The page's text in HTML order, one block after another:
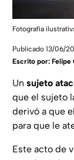
Fotografía
Publicado 13/06/
Escrito por: Felipe
Un sujeto
que el sujeto
derivó a que
para que le
Este acto de